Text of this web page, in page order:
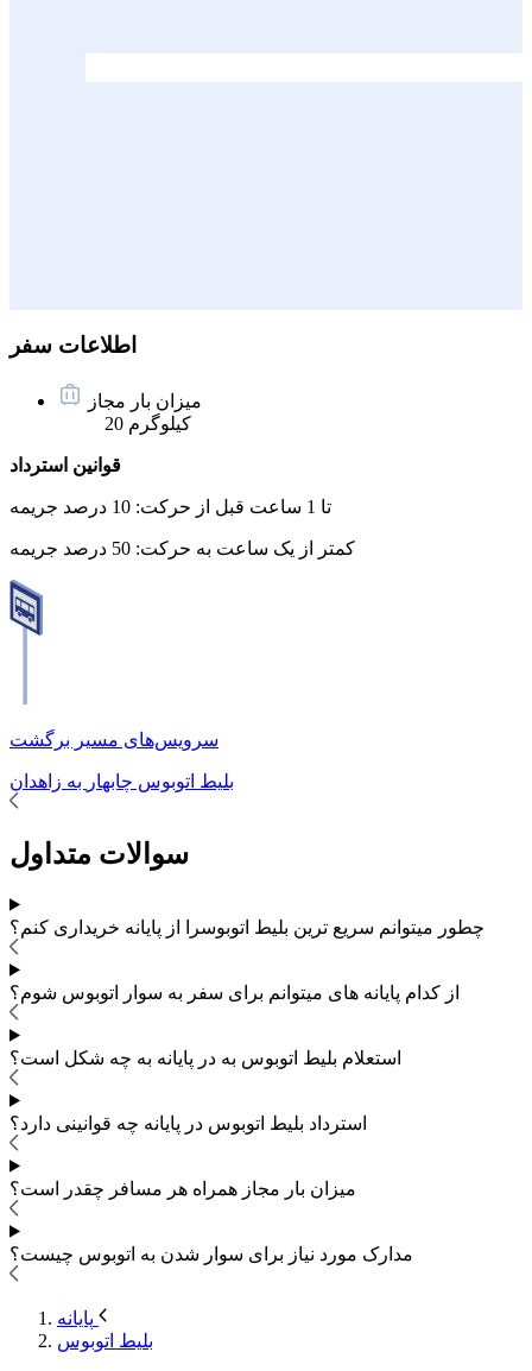
اطلاعات سفر
میزان بار مجاز
20 کیلوگرم
قوانین استرداد
تا 1 ساعت قبل از حرکت: 10 درصد جریمه
کمتر از یک ساعت به حرکت: 50 درصد جریمه
سرویس‌های مسیر برگشت
بلیط اتوبوس چابهار به زاهدان
سوالات متداول
چطور میتوانم سریع ترین بلیط اتوبوسرا از پایانه خریداری کنم؟
از کدام پایانه های میتوانم برای سفر به سوار اتوبوس شوم؟
استعلام بلیط اتوبوس به در پایانه به چه شکل است؟
استرداد بلیط اتوبوس در پایانه چه قوانینی دارد؟
میزان بار مجاز همراه هر مسافر چقدر است؟
مدارک مورد نیاز برای سوار شدن به اتوبوس چیست؟
بلیط اتوبوس